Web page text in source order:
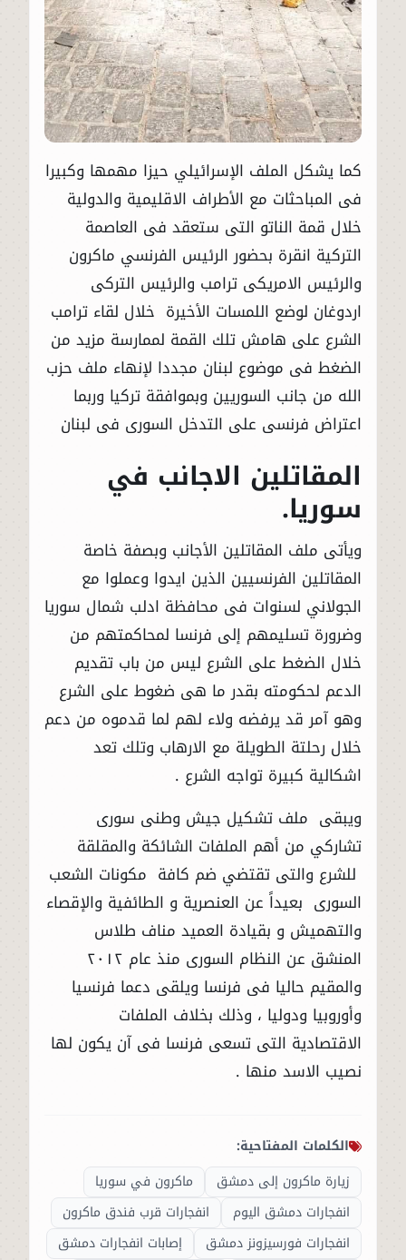
كما يشكل الملف الإسرائيلي حيزا مهمها وكبيرا
فى المباحثات مع الأطراف الاقليمية والدولية
خلال قمة الناتو التى ستعقد فى العاصمة
التركية انقرة بحضور الرئيس الفرنسي ماكرون
والرئيس الامريكى ترامب والرئيس التركى
اردوغان لوضع اللمسات الأخيرة خلال لقاء ترامب
الشرع على هامش تلك القمة لممارسة مزيد من
الضغط فى موضوع لبنان مجددا لإنهاء ملف حزب
الله من جانب السوريين وبموافقة تركيا وربما
اعتراض فرنسى على التدخل السورى فى لبنان
المقاتلين الاجانب في
سوريا.
ويأتى ملف المقاتلين الأجانب وبصفة خاصة
المقاتلين الفرنسيين الذين ايدوا وعملوا مع
الجولاني لسنوات فى محافظة ادلب شمال سوريا
وضرورة تسليمهم إلى فرنسا لمحاكمتهم من
خلال الضغط على الشرع ليس من باب تقديم
الدعم لحكومته بقدر ما هى ضغوط على الشرع
وهو آمر قد يرفضه ولاء لهم لما قدموه من دعم
خلال رحلتة الطويلة مع الارهاب وتلك تعد
اشكالية كبيرة تواجه الشرع .
ويبقى ملف تشكيل جيش وطنى سورى
تشاركي من أهم الملفات الشائكة والمقلقة
للشرع والتى تقتضي ضم كافة مكونات الشعب
السورى بعيداً عن العنصرية و الطائفية والإقصاء
والتهميش و بقيادة العميد مناف طلاس
المنشق عن النظام السورى منذ عام ٢٠١٢
والمقيم حاليا فى فرنسا ويلقى دعما فرنسيا
وأوروبيا ودوليا ، وذلك بخلاف الملفات
الاقتصادية التى تسعى فرنسا فى آن يكون لها
نصيب الاسد منها .
الكلمات المفتاحية:
زيارة ماكرون إلى دمشق
ماكرون في سوريا
انفجارات دمشق اليوم
انفجارات قرب فندق ماكرون
انفجارات فورسيزونز دمشق
إصابات انفجارات دمشق